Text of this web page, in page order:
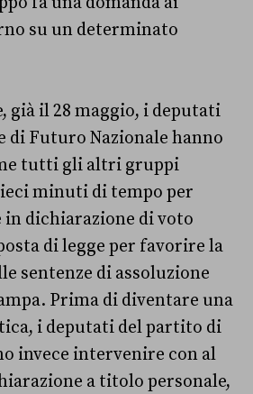
su un determinato
già il 28 maggio, i deputati
di Futuro Nazionale hanno
tutti gli altri gruppi
minuti di tempo per
dichiarazione di voto
di legge per favorire la
sentenze di assoluzione
Prima di diventare una
i deputati del partito di
invece intervenire con al
a titolo personale,